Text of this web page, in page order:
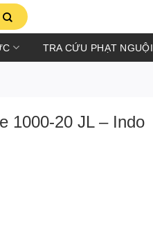
TRA CỨU PHẠT NGUỘI
1000-20 JL – Indo